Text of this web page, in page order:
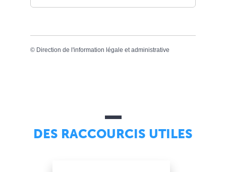
© Direction de l'information légale et administrative
DES RACCOURCIS UTILES